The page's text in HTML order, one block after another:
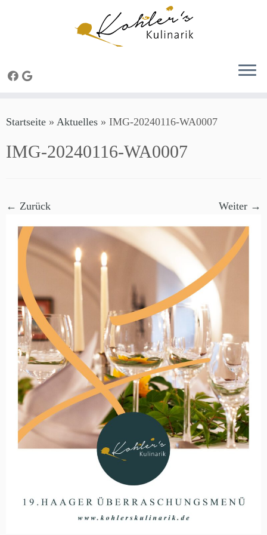
Inhalt
Startseite » Aktuelles » IMG-20240116-WA0007
IMG-20240116-WA0007
← Zurück Weiter →